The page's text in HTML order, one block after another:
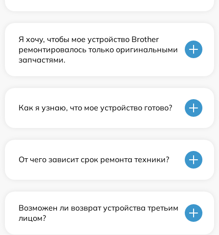
Я хочу, чтобы мое устройство Brother
ремонтировалось только оригинальными
запчастями.
Как я узнаю, что мое устройство готово?
От чего зависит срок ремонта техники?
Возможен ли возврат устройства третьим
лицом?